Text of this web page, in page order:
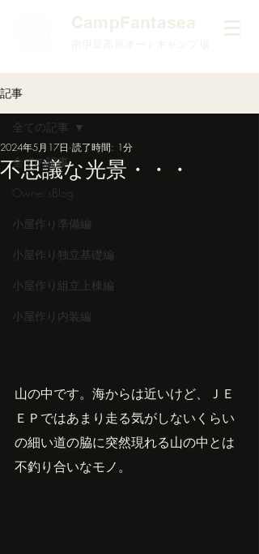
​CampFantasea
南伊豆高原オートキャンプ場
記事
全ての記事
Owner'sBlog
小屋作り準備編
小屋作り独立基礎編
小屋作り組立上棟編
小屋作り内装編
全ての記事
不思議な光景・・・
2024年5月17日 読了時間: 1分
山の中です。海からは近いけど、ＪＥ
ＥＰではあまり走る気がしないくらい
の細い道の脇に突然現れる山の中とは
不釣り合いなモノ。